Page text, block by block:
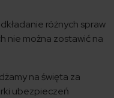
różnych spraw
nie można zostawić na
na święta za
ubezpieczeń